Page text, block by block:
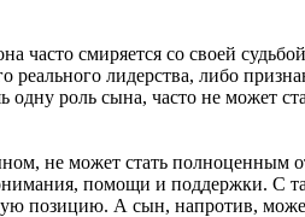
смиряется со своей
реального лидерства, либо
роль сына, часто не может
может стать полноценным
помощи и поддержки. С
позицию. А сын, напротив,